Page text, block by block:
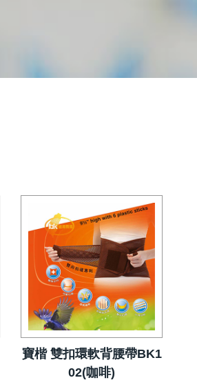
寶楷 雙扣環軟背腰帶BK1
02(咖啡)